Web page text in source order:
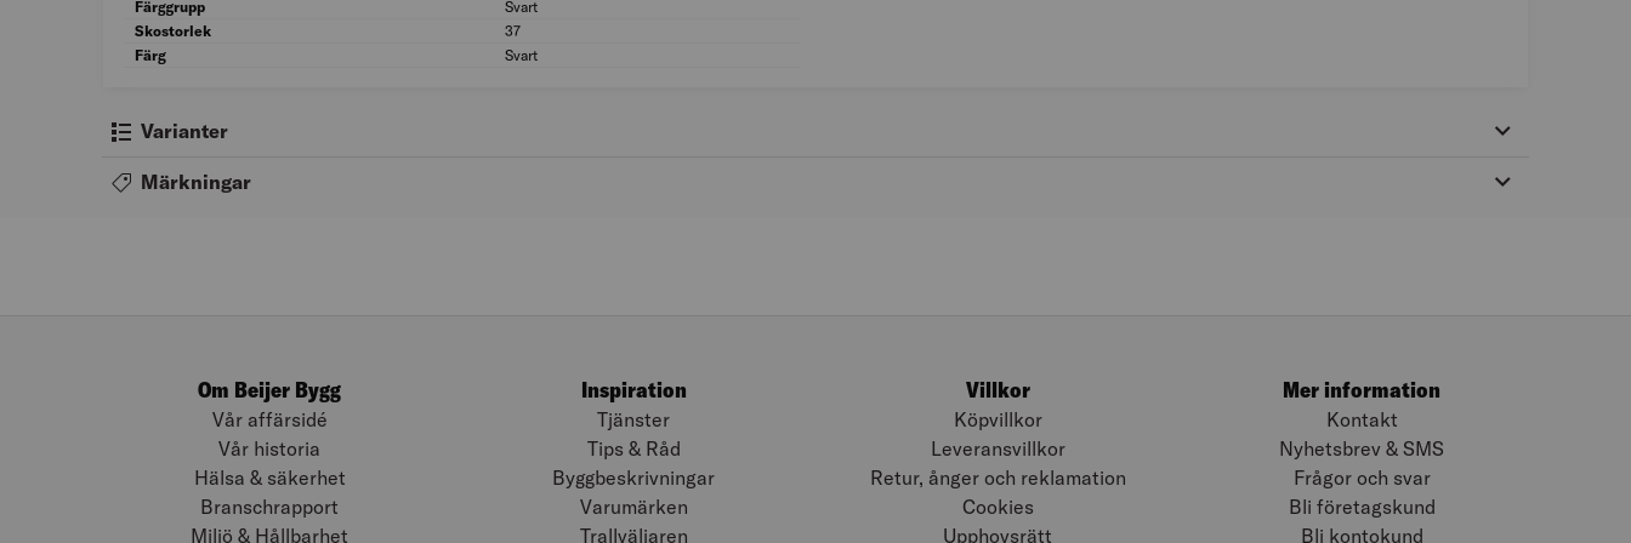
Färggrupp
Svart
Skostorlek
37
Färg
Svart
Varianter
Märkningar
Om Beijer Bygg
Vår affärsidé
Vår historia
Hälsa & säkerhet
Branschrapport
Miljö & Hållbarhet
Inspiration
Tjänster
Tips & Råd
Byggbeskrivningar
Varumärken
Trallväljaren
Villkor
Köpvillkor
Leveransvillkor
Retur, ånger och reklamation
Cookies
Upphovsrätt
Mer information
Kontakt
Nyhetsbrev & SMS
Frågor och svar
Bli företagskund
Bli kontokund